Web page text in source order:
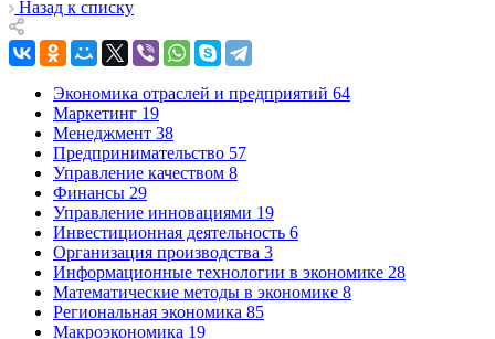
Назад к списку
Экономика отраслей и предприятий 64
Маркетинг 19
Менеджмент 38
Предпринимательство 57
Управление качеством 8
Финансы 29
Управление инновациями 19
Инвестиционная деятельность 6
Организация производства 3
Информационные технологии в экономике 28
Математические методы в экономике 8
Региональная экономика 85
Макроэкономика 19